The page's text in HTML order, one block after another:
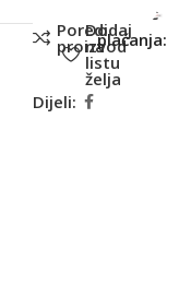
Poredi
proizvod
Dodaj
na
listu
želja
Dijeli:
Metode
plaćanja: